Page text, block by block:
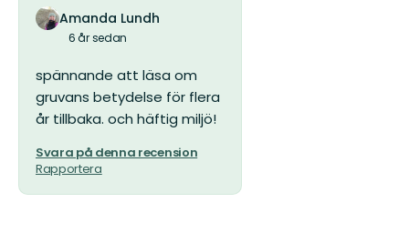
Amanda Lundh
6 år sedan
spännande att läsa om
gruvans betydelse för flera
år tillbaka. och häftig miljö!
Svara på denna recension
Rapportera